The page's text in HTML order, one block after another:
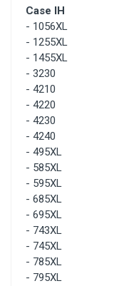
Case IH
- 1056XL
- 1255XL
- 1455XL
- 3230
- 4210
- 4220
- 4230
- 4240
- 495XL
- 585XL
- 595XL
- 685XL
- 695XL
- 743XL
- 745XL
- 785XL
- 795XL